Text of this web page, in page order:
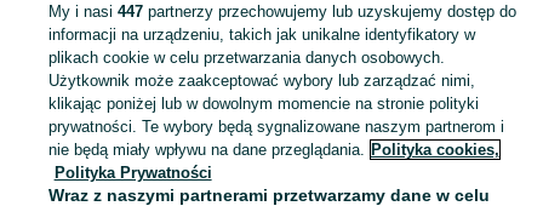
KATEGORIA
Skorzystaj z największego serwisu ogłoszeniowego - Olkusz i okolice! - kupuj lub sprzedawaj jeszcze wygodniej w kategorii Stare narzędzia! Zobacz
Mapa kategorii
Mapa miejscowości
My i nasi 447partnerzy przechowujemy lub uzyskujemy dostęp do
informacji na urządzeniu, takich jak unikalne identyfikatory w
plikach cookie w celu przetwarzania danych osobowych.
Użytkownik może zaakceptować wybory lub zarządzać nimi,
klikając poniżej lub w dowolnym momencie na stronie polityki
prywatności. Te wybory będą sygnalizowane naszym partnerom i
nie będą miały wpływu na dane przeglądania. Polityka cookies,
Polityka Prywatności
Wraz z naszymi partnerami przetwarzamy dane w celu